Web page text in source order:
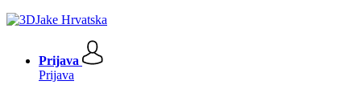
Prijava
Prijava